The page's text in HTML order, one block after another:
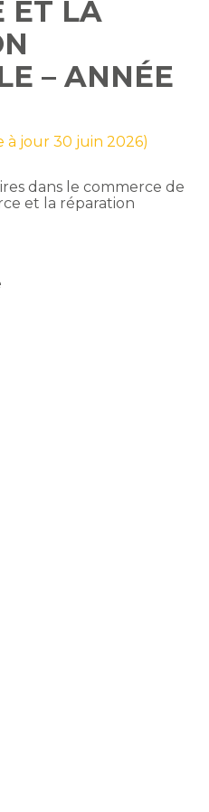
ET LA
– ANNÉE
à jour 30 juin 2026)
dans le commerce de
et la réparation